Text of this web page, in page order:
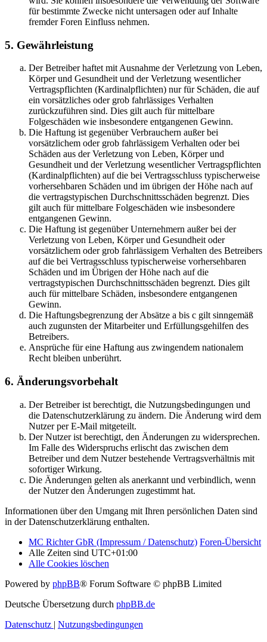
für bestimmte Zwecke nicht untersagen oder auf Inhalte
fremder Foren Einfluss nehmen.
5. Gewährleistung
Der Betreiber haftet mit Ausnahme der Verletzung von Leben,
Körper und Gesundheit und der Verletzung wesentlicher
Vertragspflichten (Kardinalpflichten) nur für Schäden, die auf
ein vorsätzliches oder grob fahrlässiges Verhalten
zurückzuführen sind. Dies gilt auch für mittelbare
Folgeschäden wie insbesondere entgangenen Gewinn.
Die Haftung ist gegenüber Verbrauchern außer bei
vorsätzlichem oder grob fahrlässigem Verhalten oder bei
Schäden aus der Verletzung von Leben, Körper und
Gesundheit und der Verletzung wesentlicher Vertragspflichten
(Kardinalpflichten) auf die bei Vertragsschluss typischerweise
vorhersehbaren Schäden und im übrigen der Höhe nach auf
die vertragstypischen Durchschnittsschäden begrenzt. Dies
gilt auch für mittelbare Folgeschäden wie insbesondere
entgangenen Gewinn.
Die Haftung ist gegenüber Unternehmern außer bei der
Verletzung von Leben, Körper und Gesundheit oder
vorsätzlichem oder grob fahrlässigem Verhalten des Betreibers
auf die bei Vertragsschluss typischerweise vorhersehbaren
Schäden und im Übrigen der Höhe nach auf die
vertragstypischen Durchschnittsschäden begrenzt. Dies gilt
auch für mittelbare Schäden, insbesondere entgangenen
Gewinn.
Die Haftungsbegrenzung der Absätze a bis c gilt sinngemäß
auch zugunsten der Mitarbeiter und Erfüllungsgehilfen des
Betreibers.
Ansprüche für eine Haftung aus zwingendem nationalem
Recht bleiben unberührt.
6. Änderungsvorbehalt
Der Betreiber ist berechtigt, die Nutzungsbedingungen und
die Datenschutzerklärung zu ändern. Die Änderung wird dem
Nutzer per E-Mail mitgeteilt.
Der Nutzer ist berechtigt, den Änderungen zu widersprechen.
Im Falle des Widerspruchs erlischt das zwischen dem
Betreiber und dem Nutzer bestehende Vertragsverhältnis mit
sofortiger Wirkung.
Die Änderungen gelten als anerkannt und verbindlich, wenn
der Nutzer den Änderungen zugestimmt hat.
Informationen über den Umgang mit Ihren persönlichen Daten sind
in der Datenschutzerklärung enthalten.
MC Richter GbR (Impressum / Datenschutz) Foren-Übersicht
Alle Zeiten sind UTC+01:00
Alle Cookies löschen
Powered by phpBB® Forum Software © phpBB Limited
Deutsche Übersetzung durch phpBB.de
Datenschutz | Nutzungsbedingungen